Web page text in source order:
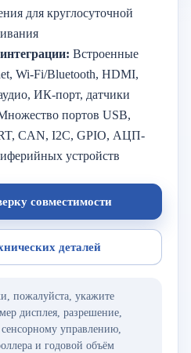
для круглосуточной
Встроенные
Wi-Fi/Bluetooth, HDMI,
ИК-порт, датчики
портов USB,
CAN, I2C, GPIO, АЦП-
устройств
совместимости
деталей
пожалуйста, укажите
дисплея, разрешение,
управлению,
и годовой объём